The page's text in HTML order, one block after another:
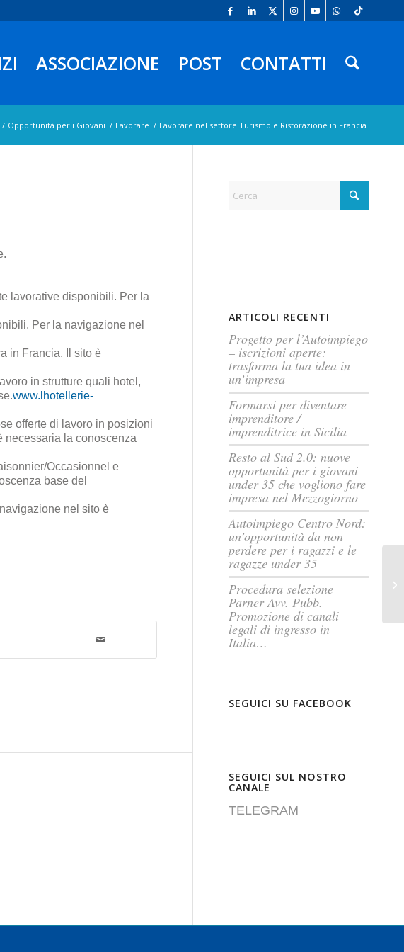
ASSOCIAZIONE POST CONTATTI
/ Opportunità per i Giovani / Lavorare / Lavorare nel settore Turismo e Ristorazione in Francia
lavorative disponibili. Per la
Per la navigazione nel
in Francia. Il sito è
in strutture quali hotel,
www.lhotellerie-
offerte di lavoro in posizioni
necessaria la conoscenza
Occasionnel e
base del
nel sito è
ARTICOLI RECENTI
Progetto per l’Autoimpiego
– iscrizioni aperte:
trasforma la tua idea in
un’impresa
Formarsi per diventare
imprenditore /
imprenditrice in Sicilia
Resto al Sud 2.0: nuove
opportunità per i giovani
under 35 che vogliono fare
impresa nel Mezzogiorno
Autoimpiego Centro Nord:
un’opportunità da non
perdere per i ragazzi e le
ragazze under 35
Procedura selezione
Parner Avv. Pubb.
Promozione di canali
legali di ingresso in
Italia…
SEGUICI SU FACEBOOK
SEGUICI SUL NOSTRO
CANALE
TELEGRAM